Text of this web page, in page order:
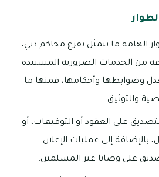
الهامة ما يتمثل بفرع محاكم دبي،
من الخدمات الضرورية المستندة
وضوابطها وأحكامها، فمنها ما
والتوثيق.
على العقود أو التوقيعات، أو
بالإضافة إلى عمليات الإعلان
على وصايا غير المسلمين.